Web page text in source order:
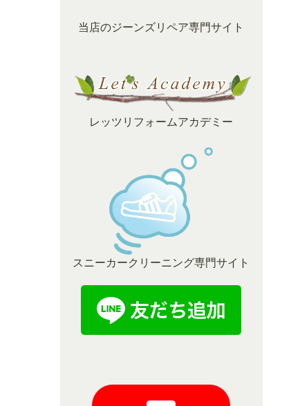
当店のジーンズリペア専門サイト
レッツリフォームアカデミー
スニーカークリーニング専門サイト